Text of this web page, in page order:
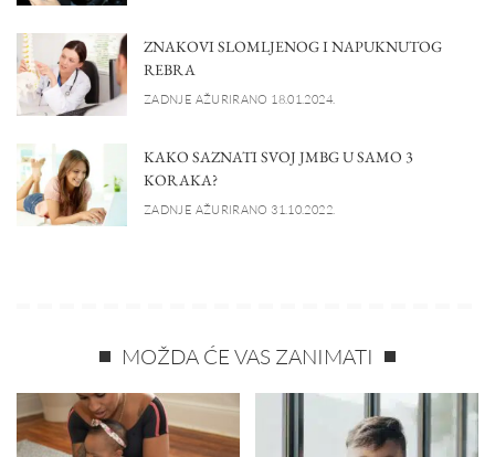
ZNAKOVI SLOMLJENOG I NAPUKNUTOG
REBRA
ZADNJE AŽURIRANO 18.01.2024.
KAKO SAZNATI SVOJ JMBG U SAMO 3
KORAKA?
ZADNJE AŽURIRANO 31.10.2022.
MOŽDA ĆE VAS ZANIMATI